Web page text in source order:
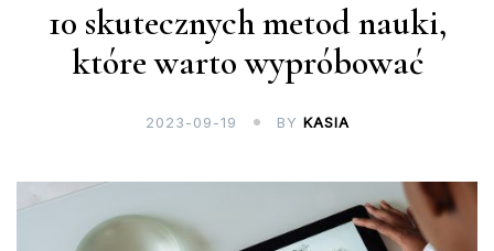
10 skutecznych metod nauki,
które warto wypróbować
2023-09-19 BY KASIA